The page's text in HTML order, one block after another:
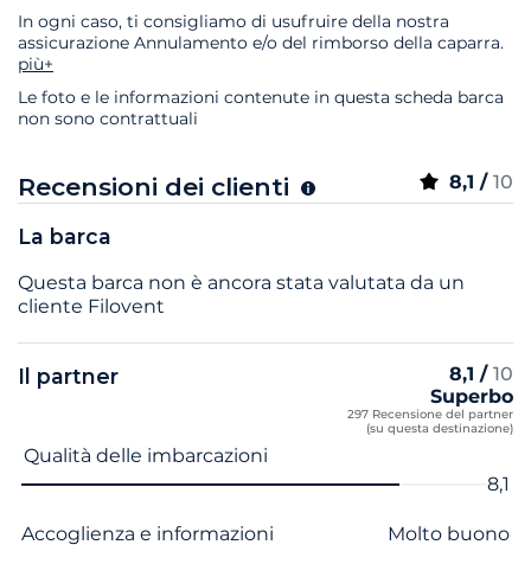
In ogni caso, ti consigliamo di usufruire della nostra
assicurazione Annulamento e/o del rimborso della caparra.
più+
Le foto e le informazioni contenute in questa scheda barca
non sono contrattuali
Recensioni dei clienti 8,1 / 10
La barca
Questa barca non è ancora stata valutata da un
cliente Filovent
Il partner 8,1 / 10
Superbo
297 Recensione del partner
(su questa destinazione)
Nome del criterio Voto
Qualità delle imbarcazioni
8,1
Accoglienza e informazioni Molto buono